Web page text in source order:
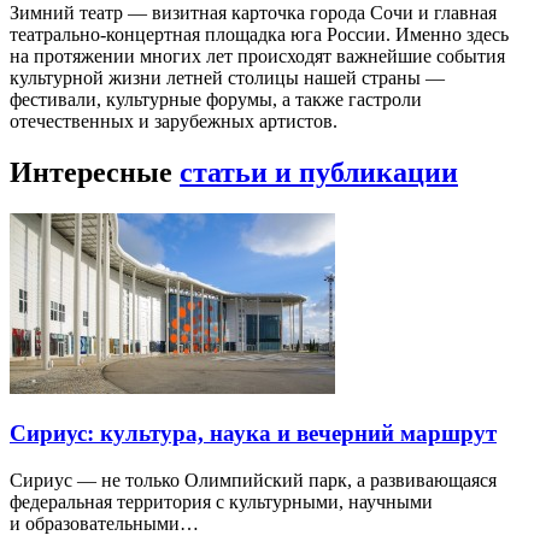
Зимний театр — визитная карточка города Сочи и главная
театрально-концертная площадка юга России. Именно здесь
на протяжении многих лет происходят важнейшие события
культурной жизни летней столицы нашей страны —
фестивали, культурные форумы, а также гастроли
отечественных и зарубежных артистов.
Интересные статьи и публикации
Сириус: культура, наука и вечерний маршрут
Сириус — не только Олимпийский парк, а развивающаяся
федеральная территория с культурными, научными
и образовательными…